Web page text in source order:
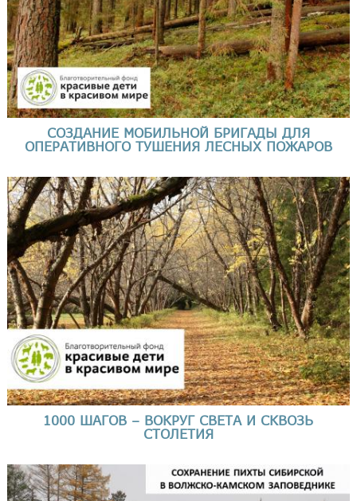
СОЗДАНИЕ МОБИЛЬНОЙ БРИГАДЫ ДЛЯ
ОПЕРАТИВНОГО ТУШЕНИЯ ЛЕСНЫХ ПОЖАРОВ
1000 ШАГОВ – ВОКРУГ СВЕТА И СКВОЗЬ
СТОЛЕТИЯ